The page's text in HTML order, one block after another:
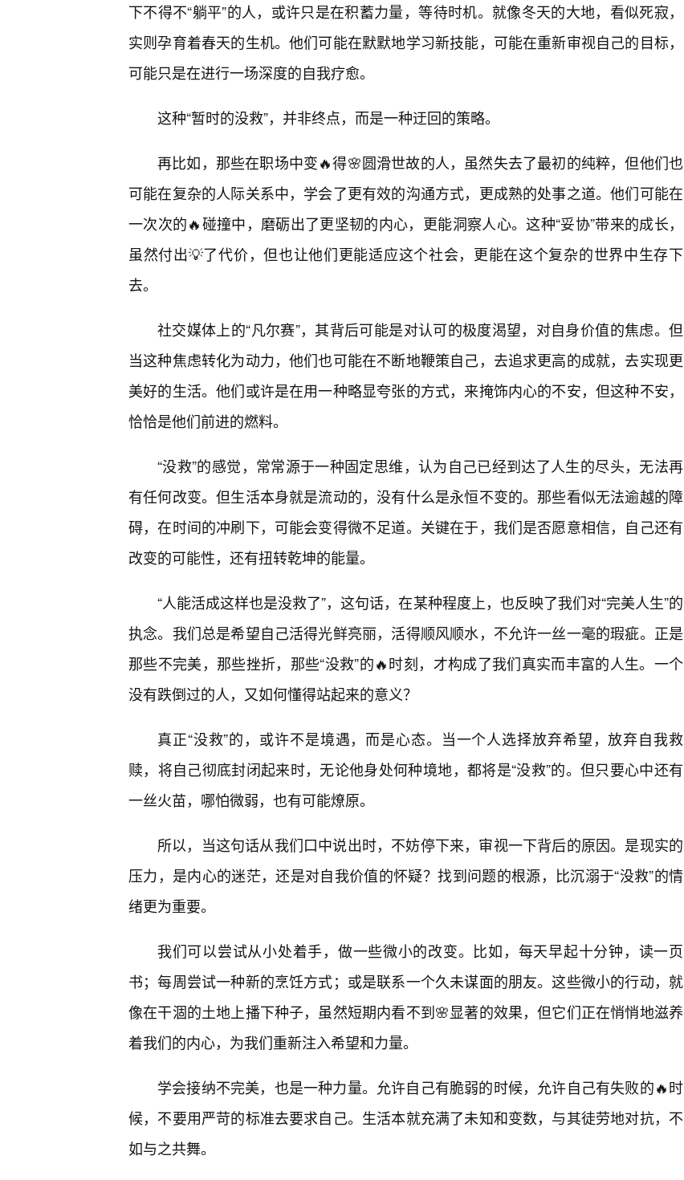
下不得不“躺平”的人，或许只是在积蓄力量，等待时机。就像冬天的大地，看似死寂，
实则孕育着春天的生机。他们可能在默默地学习新技能，可能在重新审视自己的目标，
可能只是在进行一场深度的自我疗愈。
这种“暂时的没救”，并非终点，而是一种迂回的策略。
再比如，那些在职场中变🔥得🌸圆滑世故的人，虽然失去了最初的纯粹，但他们也
可能在复杂的人际关系中，学会了更有效的沟通方式，更成熟的处事之道。他们可能在
一次次的🔥碰撞中，磨砺出了更坚韧的内心，更能洞察人心。这种“妥协”带来的成长，
虽然付出💡了代价，但也让他们更能适应这个社会，更能在这个复杂的世界中生存下
去。
社交媒体上的“凡尔赛”，其背后可能是对认可的极度渴望，对自身价值的焦虑。但
当这种焦虑转化为动力，他们也可能在不断地鞭策自己，去追求更高的成就，去实现更
美好的生活。他们或许是在用一种略显夸张的方式，来掩饰内心的不安，但这种不安，
恰恰是他们前进的燃料。
“没救”的感觉，常常源于一种固定思维，认为自己已经到达了人生的尽头，无法再
有任何改变。但生活本身就是流动的，没有什么是永恒不变的。那些看似无法逾越的障
碍，在时间的冲刷下，可能会变得微不足道。关键在于，我们是否愿意相信，自己还有
改变的可能性，还有扭转乾坤的能量。
“人能活成这样也是没救了”，这句话，在某种程度上，也反映了我们对“完美人生”的
执念。我们总是希望自己活得光鲜亮丽，活得顺风顺水，不允许一丝一毫的瑕疵。正是
那些不完美，那些挫折，那些“没救”的🔥时刻，才构成了我们真实而丰富的人生。一个
没有跌倒过的人，又如何懂得站起来的意义？
真正“没救”的，或许不是境遇，而是心态。当一个人选择放弃希望，放弃自我救
赎，将自己彻底封闭起来时，无论他身处何种境地，都将是“没救”的。但只要心中还有
一丝火苗，哪怕微弱，也有可能燎原。
所以，当这句话从我们口中说出时，不妨停下来，审视一下背后的原因。是现实的
压力，是内心的迷茫，还是对自我价值的怀疑？找到问题的根源，比沉溺于“没救”的情
绪更为重要。
我们可以尝试从小处着手，做一些微小的改变。比如，每天早起十分钟，读一页
书；每周尝试一种新的烹饪方式；或是联系一个久未谋面的朋友。这些微小的行动，就
像在干涸的土地上播下种子，虽然短期内看不到🌸显著的效果，但它们正在悄悄地滋养
着我们的内心，为我们重新注入希望和力量。
学会接纳不完美，也是一种力量。允许自己有脆弱的时候，允许自己有失败的🔥时
候，不要用严苛的标准去要求自己。生活本就充满了未知和变数，与其徒劳地对抗，不
如与之共舞。